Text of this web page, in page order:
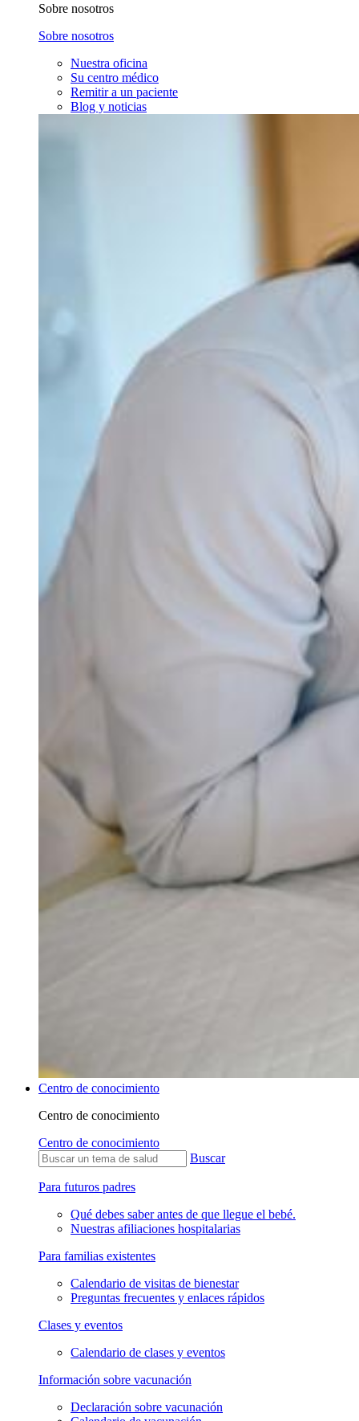
Sobre nosotros
Sobre nosotros
Nuestra oficina
Su centro médico
Remitir a un paciente
Blog y noticias
Centro de conocimiento
Centro de conocimiento
Centro de conocimiento
Buscar
Para futuros padres
Qué debes saber antes de que llegue el bebé.
Nuestras afiliaciones hospitalarias
Para familias existentes
Calendario de visitas de bienestar
Preguntas frecuentes y enlaces rápidos
Clases y eventos
Calendario de clases y eventos
Información sobre vacunación
Declaración sobre vacunación